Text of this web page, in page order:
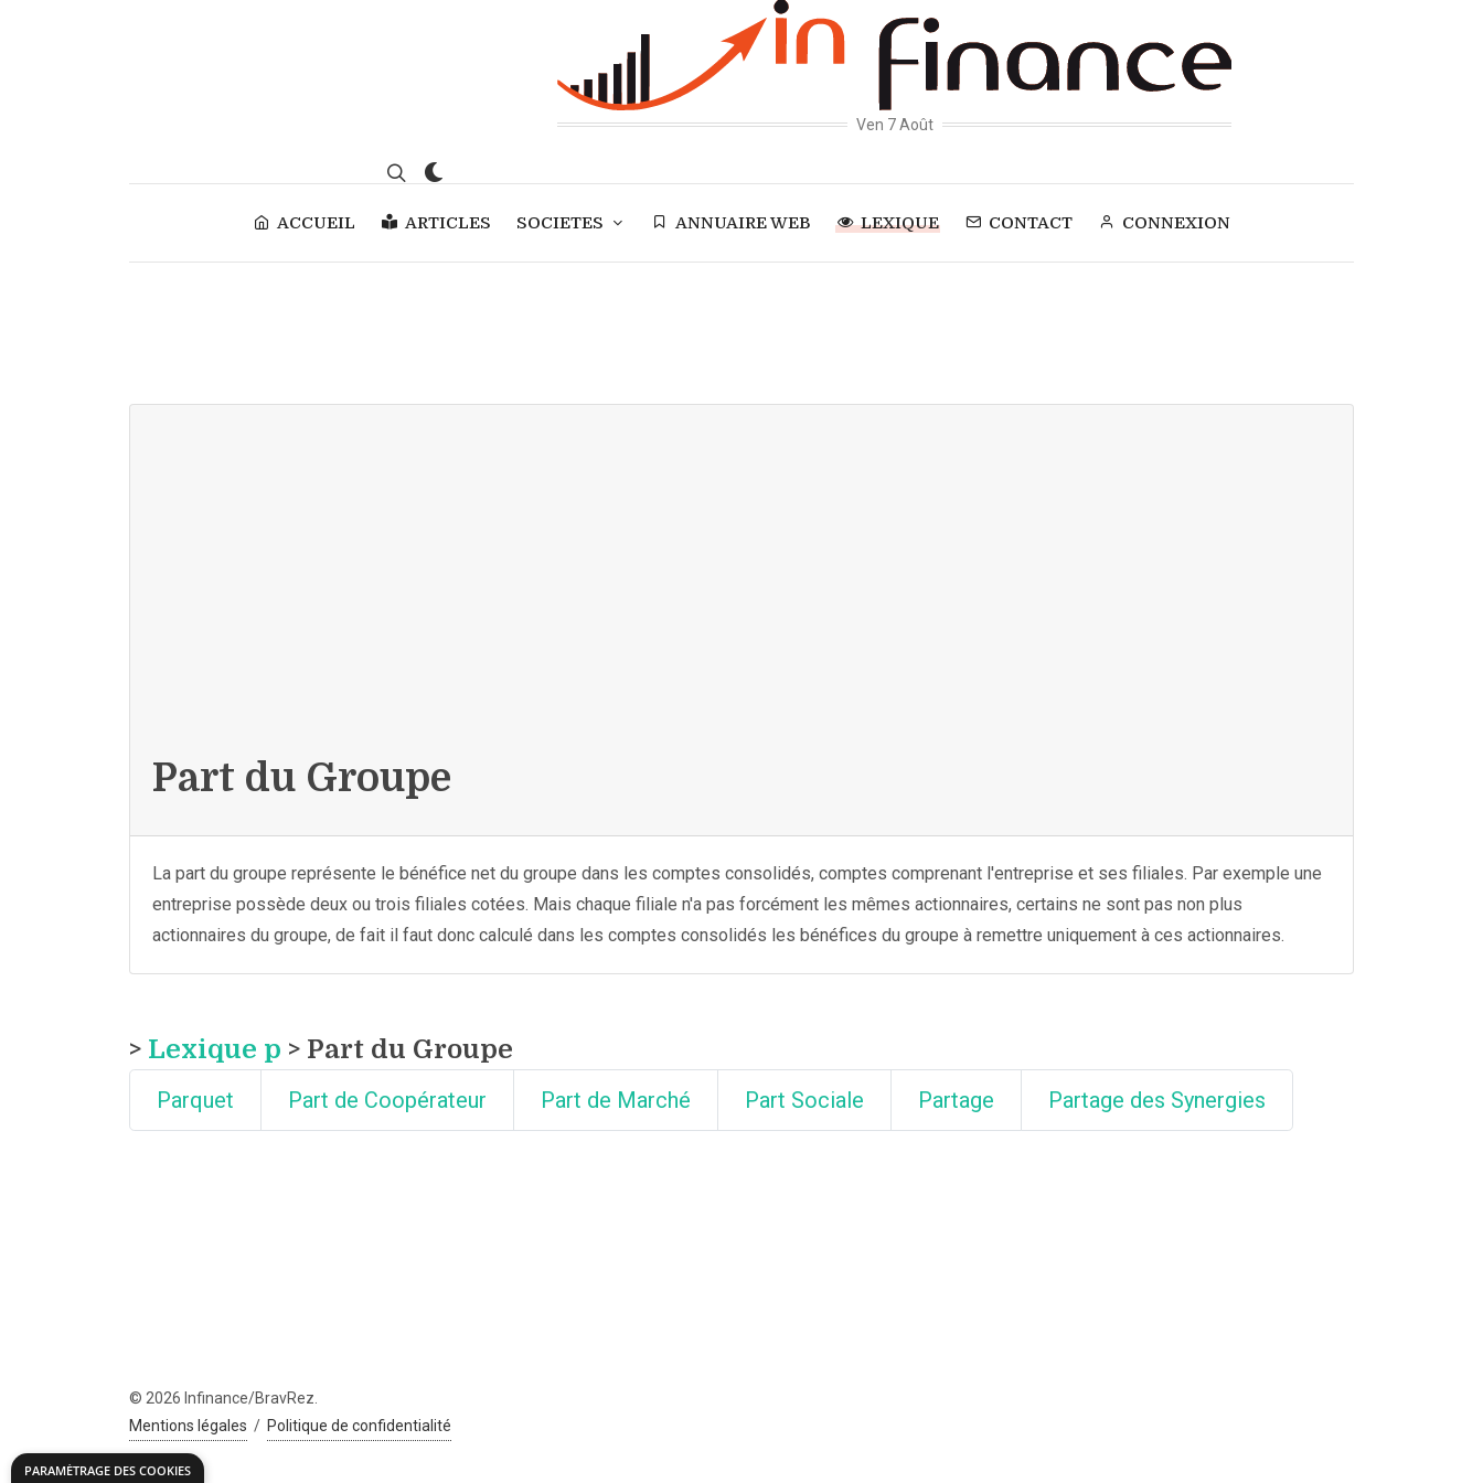
Ven 7 Août
ACCUEIL ARTICLES SOCIETES ANNUAIRE WEB LEXIQUE CONTACT CONNEXION
Part du Groupe
La part du groupe représente le bénéfice net du groupe dans les comptes consolidés, comptes comprenant l'entreprise et ses filiales. Par exemple une
entreprise possède deux ou trois filiales cotées. Mais chaque filiale n'a pas forcément les mêmes actionnaires, certains ne sont pas non plus
actionnaires du groupe, de fait il faut donc calculé dans les comptes consolidés les bénéfices du groupe à remettre uniquement à ces actionnaires.
> Lexique p > Part du Groupe
Parquet Part de Coopérateur Part de Marché Part Sociale Partage Partage des Synergies
© 2026 Infinance/BravRez.
Mentions légales / Politique de confidentialité
PARAMÉTRAGE DES COOKIES